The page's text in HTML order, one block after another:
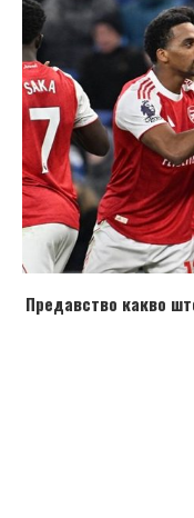
Предавство какво